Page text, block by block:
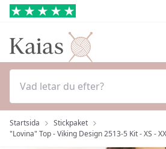
Hoppa till huvudinnehåll (Tryck på
Startsida
Stickpaket
"Lovina" Top - Viking Design 2513-5 Kit - XS -